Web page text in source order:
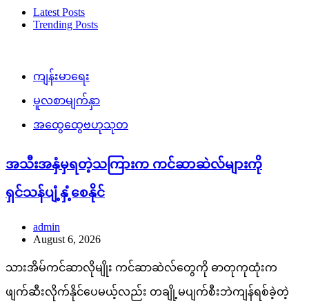
Latest Posts
Trending Posts
ကျန်းမာရေး
မူလစာမျက်နှာ
အထွေထွေဗဟုသုတ
အသီးအနှံမှရတဲ့သကြားက ကင်ဆာဆဲလ်များကို
ရှင်သန်ပျံ့နှံ့စေနိုင်
admin
August 6, 2026
သားအိမ်ကင်ဆာလိုမျိုး ကင်ဆာဆဲလ်တွေကို ဓာတုကုထုံးက
ဖျက်ဆီးလိုက်နိုင်ပေမယ့်လည်း တချို့မပျက်စီးဘဲကျန်ရစ်ခဲ့တဲ့